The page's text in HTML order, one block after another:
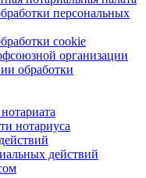
персональных
cookie
организации
обработки
нотариуса
действий